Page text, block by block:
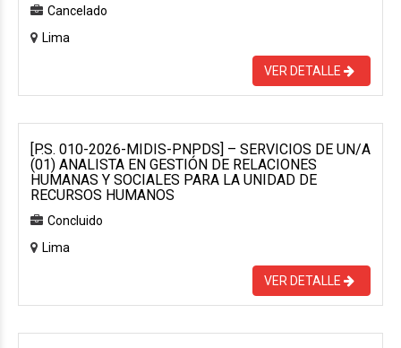
Cancelado
Lima
VER DETALLE
[P.S. 010-2026-MIDIS-PNPDS] – SERVICIOS DE UN/A
(01) ANALISTA EN GESTIÓN DE RELACIONES
HUMANAS Y SOCIALES PARA LA UNIDAD DE
RECURSOS HUMANOS
Concluido
Lima
VER DETALLE